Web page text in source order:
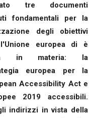
tre documenti
fondamentali per la
degli obiettivi
europea di è
in materia: la
europea per la
Accessibility Act e
2019 accessibili.
indirizzi in vista della